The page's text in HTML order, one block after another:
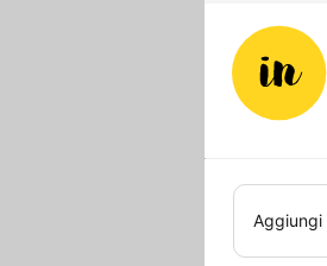
Aggiungi